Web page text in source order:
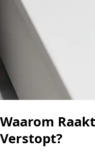
Waarom
Verstopt?